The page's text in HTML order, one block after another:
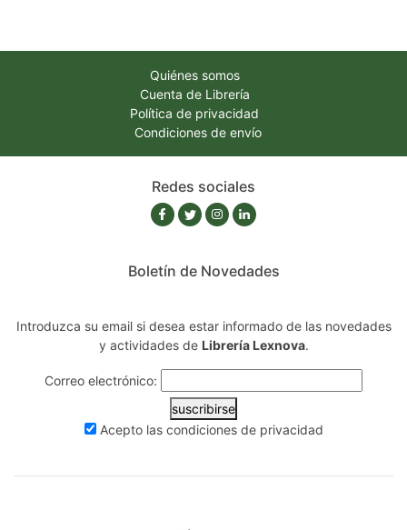
Quiénes somos
Cuenta de Librería
Política de privacidad
Condiciones de envío
Redes sociales
Boletín de Novedades
Introduzca su email si desea estar informado de las novedades
y actividades de Librería Lexnova.
Correo electrónico:
suscribirse
Acepto las condiciones de privacidad